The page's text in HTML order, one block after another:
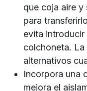
que coja aire y
para
evita introducir
colchoneta. La
alternativos
Incorpora una
mejora el